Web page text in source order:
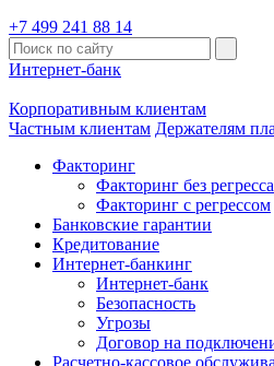
+7 499 241 88 14
Интернет-банк
Корпоративным клиентам
Частным клиентам Держателям
Факторинг
Факторинг без регресса
Факторинг с регрессом
Банковские гарантии
Кредитование
Интернет-банкинг
Интернет-банк
Безопасность
Угрозы
Договор на
Расчетно-кассовое